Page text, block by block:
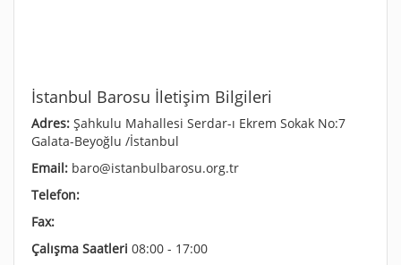
İstanbul Barosu İletişim Bilgileri
Adres: Şahkulu Mahallesi Serdar-ı Ekrem Sokak No:7
Galata-Beyoğlu /İstanbul
Email: baro@istanbulbarosu.org.tr
Telefon:
Fax:
Çalışma Saatleri 08:00 - 17:00